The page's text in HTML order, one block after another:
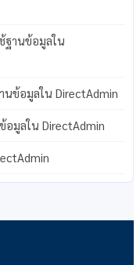
ฐานข้อมูลใน
นข้อมูลใน DirectAdmin
อมูลใน DirectAdmin